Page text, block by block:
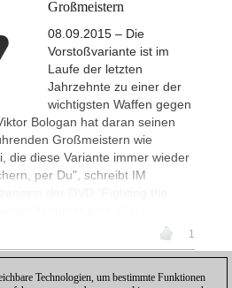
Großmeistern
08.09.2015 – Die
Vorstoßvariante ist im
Laufe der letzten
Jahrzehnte zu einer der
wichtigsten Waffen gegen
Bologan hat daran seinen
Großmeistern wie
die diese Variante immer wieder
per Du", schreibt IM
1
1Technologien, um bestimmte Funktionen